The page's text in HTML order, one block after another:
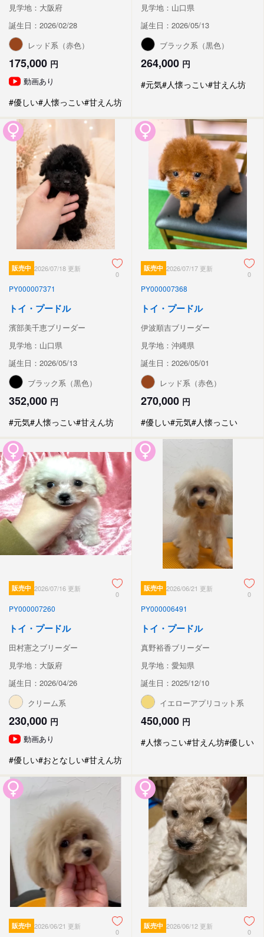
見学地：大阪府
誕生日：2026/02/28
レッド系（赤色）
175,000 円
動画あり
#優しい#人懐っこい#甘えん坊
見学地：山口県
誕生日：2026/05/13
ブラック系（黒色）
264,000 円
#元気#人懐っこい#甘えん坊
販売中 2026/07/18 更新
0
PY000007371
トイ・プードル
濱部美千恵ブリーダー
見学地：山口県
誕生日：2026/05/13
ブラック系（黒色）
352,000 円
#元気#人懐っこい#甘えん坊
販売中 2026/07/17 更新
0
PY000007368
トイ・プードル
伊波順吉ブリーダー
見学地：沖縄県
誕生日：2026/05/01
レッド系（赤色）
270,000 円
#優しい#元気#人懐っこい
販売中 2026/07/16 更新
0
PY000007260
トイ・プードル
田村憲之ブリーダー
見学地：大阪府
誕生日：2026/04/26
クリーム系
230,000 円
動画あり
#優しい#おとなしい#甘えん坊
販売中 2026/06/21 更新
0
PY000006491
トイ・プードル
真野裕香ブリーダー
見学地：愛知県
誕生日：2025/12/10
イエローアプリコット系
450,000 円
#人懐っこい#甘えん坊#優しい
販売中 2026/06/21 更新
0
販売中 2026/06/12 更新
0